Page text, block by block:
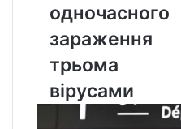
трьома
вірусами
одночасного
зараження
трьома
вірусами